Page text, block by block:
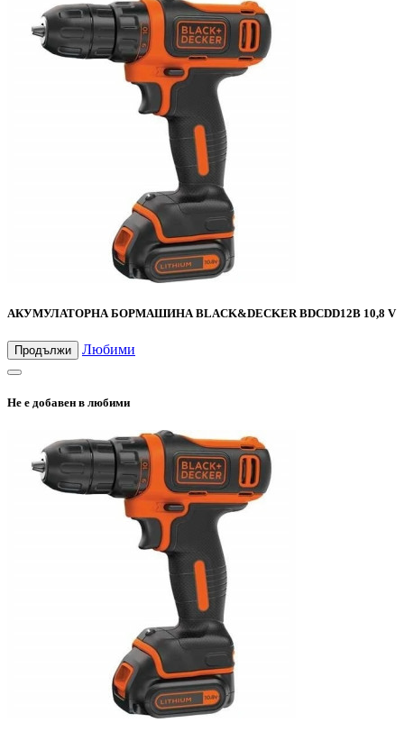
АКУМУЛАТОРНА БОРМАШИНА BLACK&DECKER BDCDD12B 10,8 V
Продължи Любими
Не е добавен в любими